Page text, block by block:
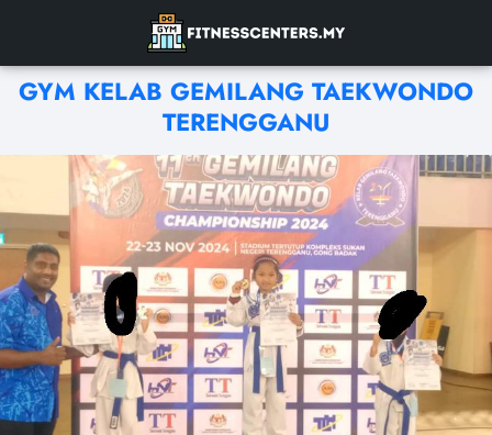
GYM KELAB GEMILANG TAEKWONDO
TERENGGANU